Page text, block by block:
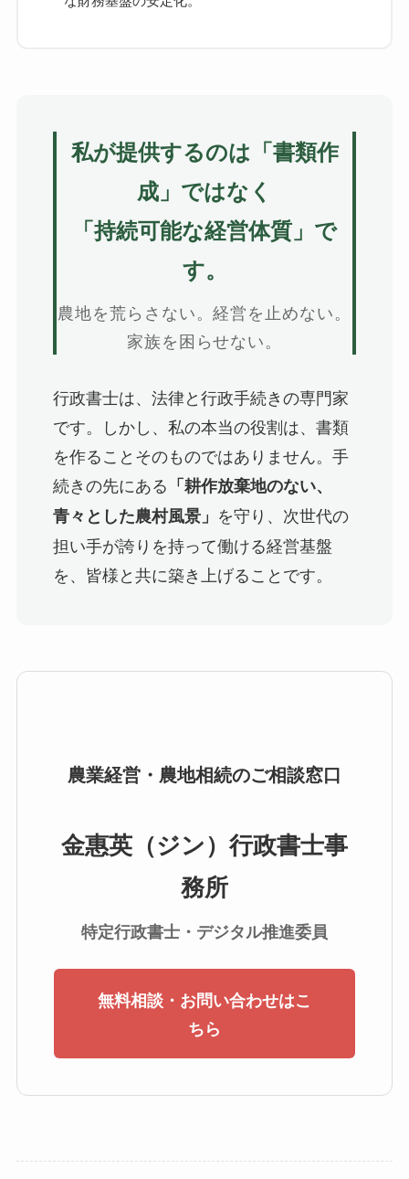
私が提供するのは「書類作
成」ではなく
「持続可能な経営体質」で
す。
農地を荒らさない。経営を止めない。
家族を困らせない。
行政書士は、法律と行政手続きの専門家
です。しかし、私の本当の役割は、書類
を作ることそのものではありません。手
続きの先にある 「耕作放棄地のない、
青々とした農村風景」 を守り、次世代の
担い手が誇りを持って働ける経営基盤
を、皆様と共に築き上げることです。
農業経営・農地相続のご相談窓口
金惠英（ジン）行政書士事
務所
特定行政書士・デジタル推進委員
無料相談・お問い合わせはこ
ちら